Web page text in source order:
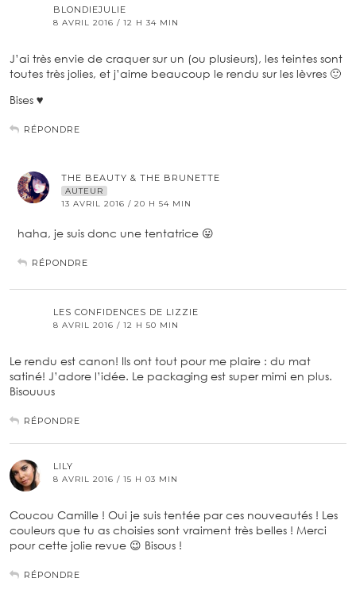
BLONDIEJULIE
8 AVRIL 2016 / 12 H 34 MIN
J’ai très envie de craquer sur un (ou plusieurs), les teintes sont
toutes très jolies, et j’aime beaucoup le rendu sur les lèvres 🙂
Bises ♥
RÉPONDRE
THE BEAUTY & THE BRUNETTE
AUTEUR
13 AVRIL 2016 / 20 H 54 MIN
haha, je suis donc une tentatrice 😛
RÉPONDRE
LES CONFIDENCES DE LIZZIE
8 AVRIL 2016 / 12 H 50 MIN
Le rendu est canon! Ils ont tout pour me plaire : du mat
satiné! J’adore l’idée. Le packaging est super mimi en plus.
Bisouuus
RÉPONDRE
LILY
8 AVRIL 2016 / 15 H 03 MIN
Coucou Camille ! Oui je suis tentée par ces nouveautés ! Les
couleurs que tu as choisies sont vraiment très belles ! Merci
pour cette jolie revue 😉 Bisous !
RÉPONDRE